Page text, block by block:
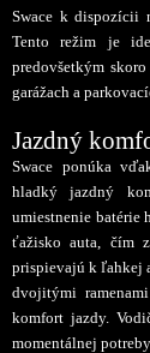
Swace k dispozícii
Tento režim je
predovšetkým
garážach a
Jazdný
Swace ponúka
hladký jazdný
umiestnenie batérie
ťažisko auta, čím
prispievajú k ľahkej
dvojitými
komfort jazdy.
momentálnej potreby.